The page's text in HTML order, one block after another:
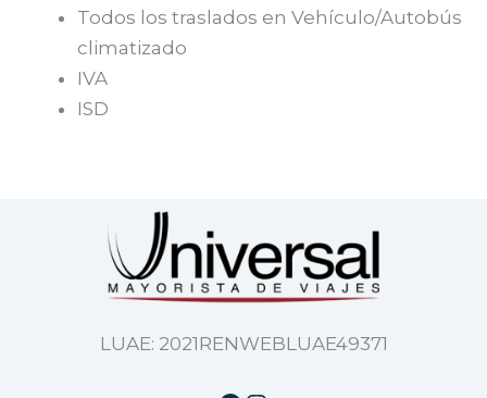
Todos los traslados en Vehículo/Autobús
climatizado
IVA
ISD
LUAE: 2021RENWEBLUAE49371